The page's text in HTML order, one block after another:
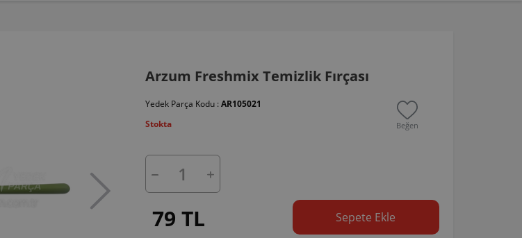
Arzum Freshmix Temizlik Fırçası
Yedek Parça Kodu : AR105021
Stokta
Beğen
79 TL Sepete Ekle